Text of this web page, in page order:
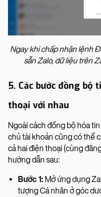
Ngay khi chấp nhận lệnh
sẵn Zalo, dữ liệu trên
5. Các bước đồng bộ
thoại với nhau
Ngoài cách đồng bộ hóa
chủ tài khoản cũng có thể
cả hai điện thoại (cùng
hướng dẫn sau:
Bước 1: Mở ứng dụng
tượng Cá nhân ở góc